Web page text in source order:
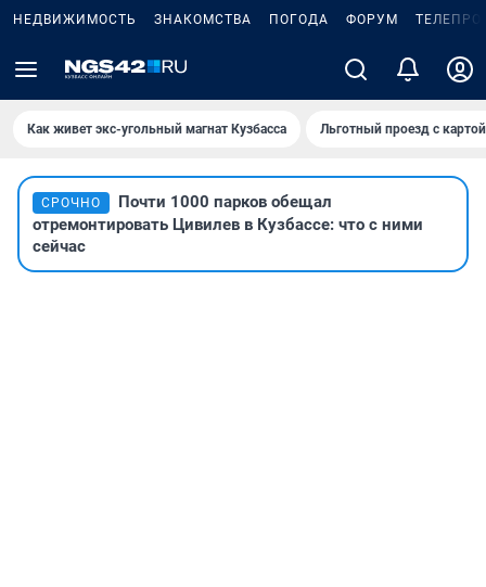
НЕДВИЖИМОСТЬ ЗНАКОМСТВА ПОГОДА ФОРУМ
Как живет экс-угольный магнат Кузбасса Льготный проезд с
СРОЧНО
Почти 1000 парков обещал
отремонтировать Цивилев в Кузбассе: что с ними
сейчас